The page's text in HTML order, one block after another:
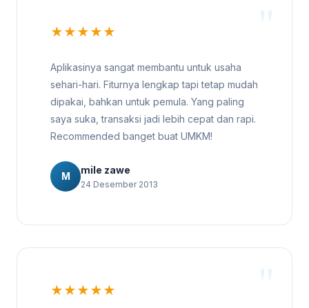
★★★★★
Aplikasinya sangat membantu untuk usaha
sehari-hari. Fiturnya lengkap tapi tetap mudah
dipakai, bahkan untuk pemula. Yang paling
saya suka, transaksi jadi lebih cepat dan rapi.
Recommended banget buat UMKM!
M
mile zawe
24 Desember 2013
★★★★★